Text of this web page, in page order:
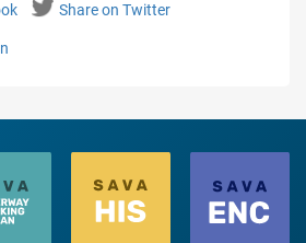
Share on Twitter